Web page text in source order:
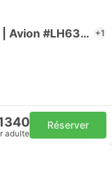
Classe économique | Avion #LH6395 +1
adulte
Réserver